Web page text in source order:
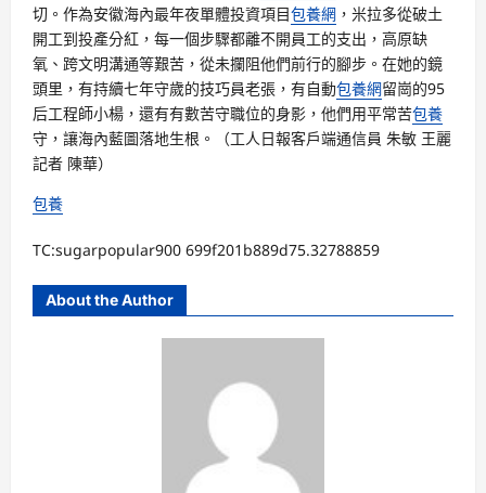
切。作為安徽海內最年夜單體投資項目包養網 ，米拉多從破土
開工到投產分紅，每一個步驟都離不開員工的支出，高原缺
氧、跨文明溝通等艱苦，從未攔阻他們前行的腳步。在她的鏡
頭里，有持續七年守歲的技巧員老張，有自動包養網留崗的95
后工程師小楊，還有有數苦守職位的身影，他們用平常苦包養
守，讓海內藍圖落地生根。（工人日報客戶端通信員 朱敏 王麗
記者 陳華）
包養
TC:sugarpopular900 699f201b889d75.32788859
About the Author